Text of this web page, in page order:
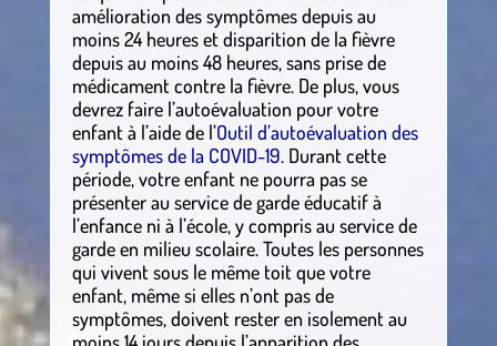
amélioration des symptômes depuis au
moins 24 heures et disparition de la fièvre
depuis au moins 48 heures, sans prise de
médicament contre la fièvre. De plus, vous
devrez faire l’autoévaluation pour votre
enfant à l’aide de l’Outil d’autoévaluation des
symptômes de la COVID-19. Durant cette
période, votre enfant ne pourra pas se
présenter au service de garde éducatif à
l’enfance ni à l’école, y compris au service de
garde en milieu scolaire. Toutes les personnes
qui vivent sous le même toit que votre
enfant, même si elles n’ont pas de
symptômes, doivent rester en isolement au